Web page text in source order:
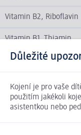
Vitamin B2, Riboflavin
Vitamin B1, Thiamin
Vitamin A
Vitamin B12
Vitamin B6
Vitamin C
Důležité
Kojení je pro vaše
použitím jakékoli
asistentkou nebo